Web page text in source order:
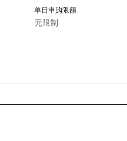
单日申购限额
无限制